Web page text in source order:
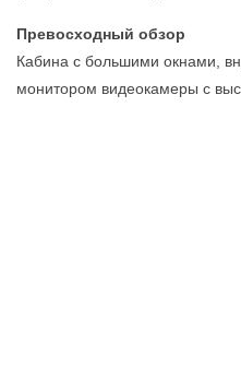
Превосходный обзор
Кабина с большими окнами,
монитором видеокамеры с